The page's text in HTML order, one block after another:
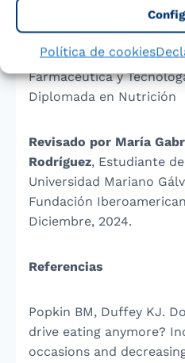
Política de cookies
conozcas el resto de
Dª. María del Carmen
Farmacéutica y
Diplomada en Nutrición
Revisado por María
Rodríguez, Estudiante
Universidad Mariano
Fundación
Diciembre, 2024.
Referencias
Popkin BM, Duffey KJ.
drive eating anymore?
occasions and